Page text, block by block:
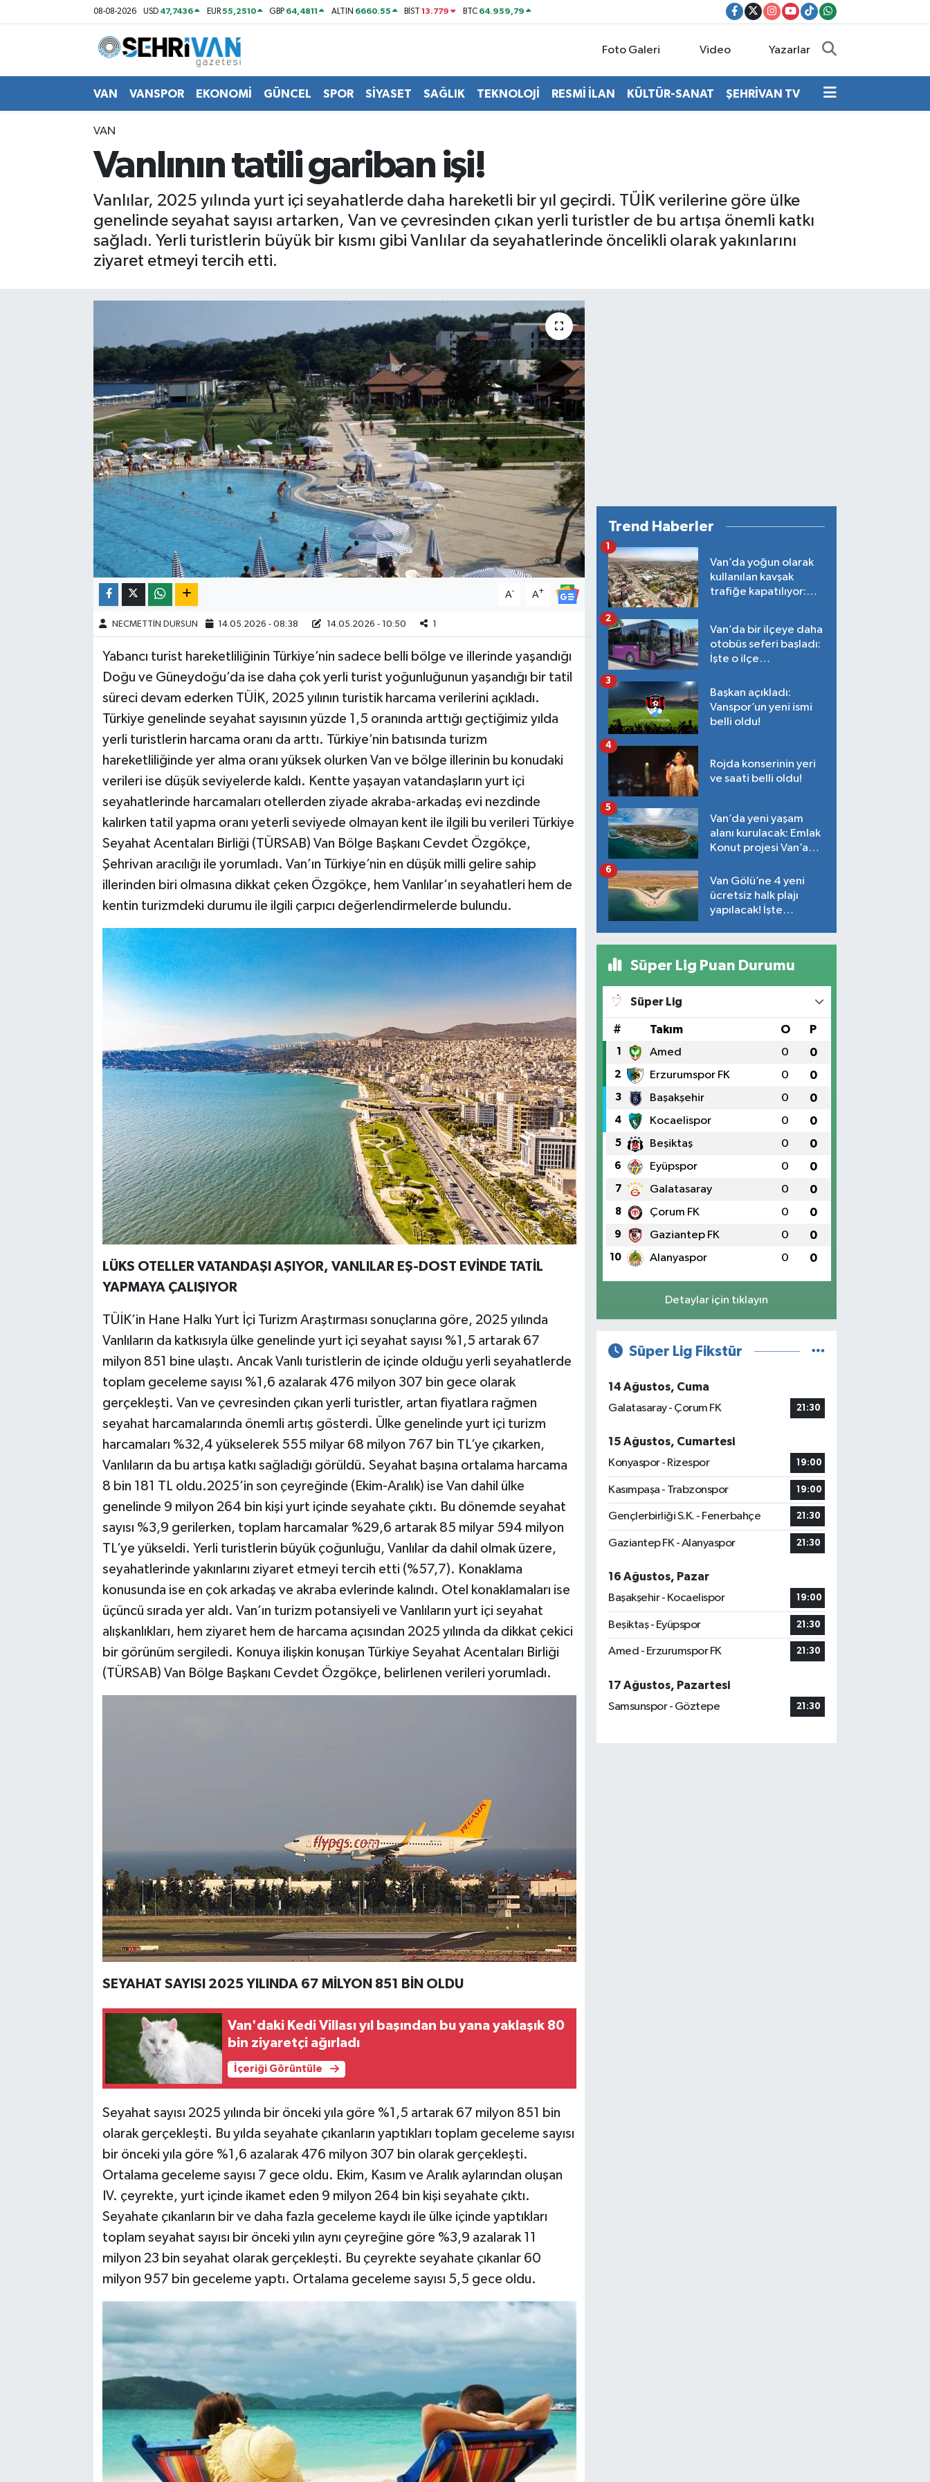
08-08-2026 USD 47,7436 EUR55,2510 GBP 64,4811 ALTIN 6660.55 BİST13.779 BTC 64.959,79
Foto Galeri Video Yazarlar
VAN VANSPOR EKONOMİ GÜNCEL SPOR SİYASET SAĞLIK TEKNOLOJİ RESMİ İLAN KÜLTÜR-SANAT ŞEHRİVAN TV
VAN
Vanlının tatili gariban işi!
Vanlılar, 2025 yılında yurt içi seyahatlerde daha hareketli bir yıl geçirdi. TÜİK verilerine göre ülke
genelinde seyahat sayısı artarken, Van ve çevresinden çıkan yerli turistler de bu artışa önemli katkı
sağladı. Yerli turistlerin büyük bir kısmı gibi Vanlılar da seyahatlerinde öncelikli olarak yakınlarını
ziyaret etmeyi tercih etti.
A- A+
NECMETTİN DURSUN 14.05.2026 - 08:38 14.05.2026 - 10:50 1
Yabancı turist hareketliliğinin Türkiye’nin sadece belli bölge ve illerinde yaşandığı
Doğu ve Güneydoğu’da ise daha çok yerli turist yoğunluğunun yaşandığı bir tatil
süreci devam ederken TÜİK, 2025 yılının turistik harcama verilerini açıkladı.
Türkiye genelinde seyahat sayısının yüzde 1,5 oranında arttığı geçtiğimiz yılda
yerli turistlerin harcama oranı da arttı. Türkiye’nin batısında turizm
hareketliliğinde yer alma oranı yüksek olurken Van ve bölge illerinin bu konudaki
verileri ise düşük seviyelerde kaldı. Kentte yaşayan vatandaşların yurt içi
seyahatlerinde harcamaları otellerden ziyade akraba-arkadaş evi nezdinde
kalırken tatil yapma oranı yeterli seviyede olmayan kent ile ilgili bu verileri Türkiye
Seyahat Acentaları Birliği (TÜRSAB) Van Bölge Başkanı Cevdet Özgökçe,
Şehrivan aracılığı ile yorumladı. Van’ın Türkiye’nin en düşük milli gelire sahip
illerinden biri olmasına dikkat çeken Özgökçe, hem Vanlılar’ın seyahatleri hem de
kentin turizmdeki durumu ile ilgili çarpıcı değerlendirmelerde bulundu.
LÜKS OTELLER VATANDAŞI AŞIYOR, VANLILAR EŞ-DOST EVİNDE TATİL
YAPMAYA ÇALIŞIYOR
TÜİK’in Hane Halkı Yurt İçi Turizm Araştırması sonuçlarına göre, 2025 yılında
Vanlıların da katkısıyla ülke genelinde yurt içi seyahat sayısı %1,5 artarak 67
milyon 851 bine ulaştı. Ancak Vanlı turistlerin de içinde olduğu yerli seyahatlerde
toplam geceleme sayısı %1,6 azalarak 476 milyon 307 bin gece olarak
gerçekleşti. Van ve çevresinden çıkan yerli turistler, artan fiyatlara rağmen
seyahat harcamalarında önemli artış gösterdi. Ülke genelinde yurt içi turizm
harcamaları %32,4 yükselerek 555 milyar 68 milyon 767 bin TL’ye çıkarken,
Vanlıların da bu artışa katkı sağladığı görüldü. Seyahat başına ortalama harcama
8 bin 181 TL oldu.2025’in son çeyreğinde (Ekim-Aralık) ise Van dahil ülke
genelinde 9 milyon 264 bin kişi yurt içinde seyahate çıktı. Bu dönemde seyahat
sayısı %3,9 gerilerken, toplam harcamalar %29,6 artarak 85 milyar 594 milyon
TL’ye yükseldi. Yerli turistlerin büyük çoğunluğu, Vanlılar da dahil olmak üzere,
seyahatlerinde yakınlarını ziyaret etmeyi tercih etti (%57,7). Konaklama
konusunda ise en çok arkadaş ve akraba evlerinde kalındı. Otel konaklamaları ise
üçüncü sırada yer aldı. Van’ın turizm potansiyeli ve Vanlıların yurt içi seyahat
alışkanlıkları, hem ziyaret hem de harcama açısından 2025 yılında da dikkat çekici
bir görünüm sergiledi. Konuya ilişkin konuşan Türkiye Seyahat Acentaları Birliği
(TÜRSAB) Van Bölge Başkanı Cevdet Özgökçe, belirlenen verileri yorumladı.
SEYAHAT SAYISI 2025 YILINDA 67 MİLYON 851 BİN OLDU
Van'daki Kedi Villası yıl başından bu yana yaklaşık 80
bin ziyaretçi ağırladı
İçeriği Görüntüle
Seyahat sayısı 2025 yılında bir önceki yıla göre %1,5 artarak 67 milyon 851 bin
olarak gerçekleşti. Bu yılda seyahate çıkanların yaptıkları toplam geceleme sayısı
bir önceki yıla göre %1,6 azalarak 476 milyon 307 bin olarak gerçekleşti.
Ortalama geceleme sayısı 7 gece oldu. Ekim, Kasım ve Aralık aylarından oluşan
IV. çeyrekte, yurt içinde ikamet eden 9 milyon 264 bin kişi seyahate çıktı.
Seyahate çıkanların bir ve daha fazla geceleme kaydı ile ülke içinde yaptıkları
toplam seyahat sayısı bir önceki yılın aynı çeyreğine göre %3,9 azalarak 11
milyon 23 bin seyahat olarak gerçekleşti. Bu çeyrekte seyahate çıkanlar 60
milyon 957 bin geceleme yaptı. Ortalama geceleme sayısı 5,5 gece oldu.
Trend Haberler
Van’da yoğun olarak
kullanılan kavşak
trafiğe kapatılıyor:
1
Van’da bir ilçeye daha
otobüs seferi başladı:
İşte o ilçe…
2
Başkan açıkladı:
Vanspor’un yeni ismi
belli oldu!
3
Rojda konserinin yeri
ve saati belli oldu!
4
Van’da yeni yaşam
alanı kurulacak: Emlak
Konut projesi Van’a
5
Van Gölü’ne 4 yeni
ücretsiz halk plajı
yapılacak! İşte
6
Süper Lig Puan Durumu
Süper Lig
# Takım O P
1 Amed 0 0
2 Erzurumspor FK 0 0
3 Başakşehir 0 0
4 Kocaelispor 0 0
5 Beşiktaş 0 0
6 Eyüpspor 0 0
7 Galatasaray 0 0
8 Çorum FK 0 0
9 Gaziantep FK 0 0
10 Alanyaspor 0 0
Detaylar için tıklayın
Süper Lig Fikstür
14 Ağustos, Cuma
Galatasaray - Çorum FK
21:30
15 Ağustos, Cumartesi
Konyaspor - Rizespor
19:00
Kasımpaşa - Trabzonspor 19:00
Gençlerbirliği S.K. - Fenerbahçe 21:30
Gaziantep FK - Alanyaspor 21:30
16 Ağustos, Pazar
Başakşehir - Kocaelispor
19:00
Beşiktaş - Eyüpspor 21:30
Amed - Erzurumspor FK 21:30
17 Ağustos, Pazartesi
Samsunspor - Göztepe
21:30
Van Nöbetçi Eczaneler
Van Hava Durumu
Van Trafik Yoğunluk Haritası
Süper Lig Puan Durumu ve Fikstür
Tüm Manşetler
Son Dakika Haberleri
Haber Arşivi